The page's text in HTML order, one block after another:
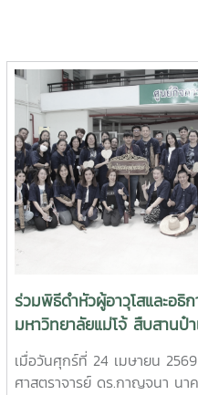
ร่วมพิธีดำหัวผู้อาวุโสและอธิ
มหาวิทยาลัยแม่โจ้ สืบสานป๋
ใหม่เมือง ประจำปี 2569
เมื่อวันศุกร์ที่ 24 เมษายน
ศาสตราจารย์ ดร.กาญจนา นาค